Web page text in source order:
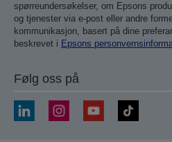
spørreundersøkelser, om Epsons
og tjenester via e-post eller andre
kommunikasjon, basert på dine
beskrevet i Epsons
Følg oss på